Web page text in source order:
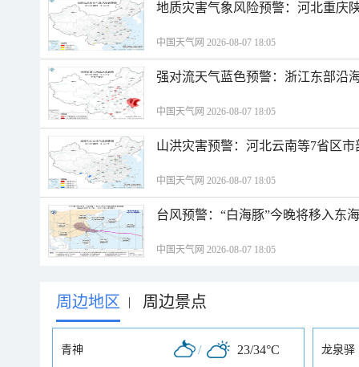
地质灾害气象风险预警：河北重庆
中国天气网 2026-08-07 18:05
强对流天气蓝色预警：浙江东部沿
中国天气网 2026-08-07 18:05
山洪灾害预警：河北云南等7省区
中国天气网 2026-08-07 18:05
台风预警：“白海豚”今晚将移入东
中国天气网 2026-08-07 18:05
周边地区 | 周边景点
青神 / 23/34°C 龙泉驿